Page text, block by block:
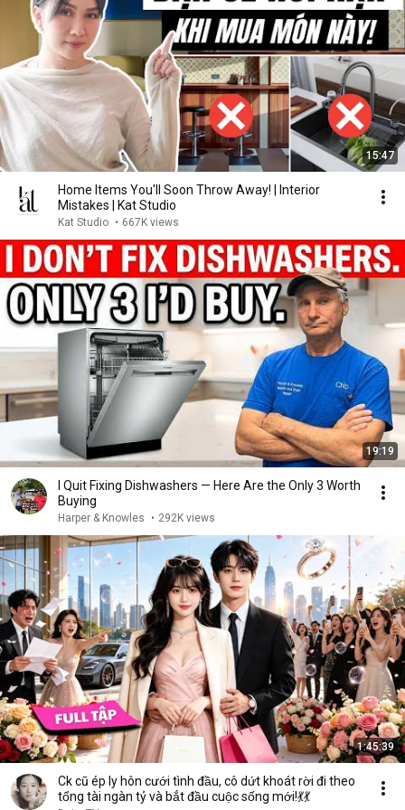
15:47
Home Items You'll Soon Throw Away! | Interior
Mistakes | Kat Studio
Kat Studio • 667K views
19:19
I Quit Fixing Dishwashers — Here Are the Only 3 Worth
Buying
Harper & Knowles • 292K views
1:45:39
Ck cũ ép ly hôn cưới tình đầu, cô dứt khoát rời đi theo
tổng tài ngàn tỷ và bắt đầu cuộc sống mới!💃💃